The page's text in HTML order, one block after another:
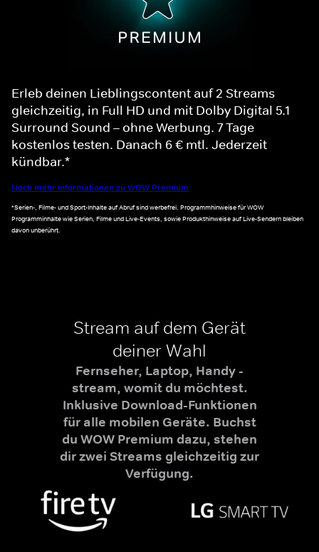
Erleb deinen Lieblingscontent auf 2 Streams
gleichzeitig, in Full HD und mit Dolby Digital 5.1
Surround Sound – ohne Werbung. 7 Tage
kostenlos testen. Danach 6 € mtl. Jederzeit
kündbar.*
Noch mehr Informationen zu WOW Premium
*Serien-, Filme- und Sport-Inhalte auf Abruf sind werbefrei. Programmhinweise für WOW
Programminhalte wie Serien, Filme und Live-Events, sowie Produkthinweise auf Live-Sendern bleiben
davon unberührt.
Stream auf dem Gerät
deiner Wahl
Fernseher, Laptop, Handy -
stream, womit du möchtest.
Inklusive Download-Funktionen
für alle mobilen Geräte. Buchst
du WOW Premium dazu, stehen
dir zwei Streams gleichzeitig zur
Verfügung.